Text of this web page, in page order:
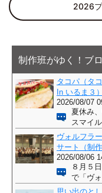
2026
制作班がゆく！ブ